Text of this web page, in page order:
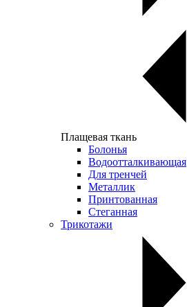
Плащевая ткань
Болонья
Водоотталкивающая
Для тренчей
Металлик
Принтованная
Стеганная
Трикотажи